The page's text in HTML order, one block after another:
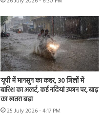
यूपी में मानसून का कहर, 30 जिलों में
बारिश का अलर्ट, कई नदियां उफान पर, बाढ़
का खतरा बढ़ा
25 July 2026 - 4:17 PM